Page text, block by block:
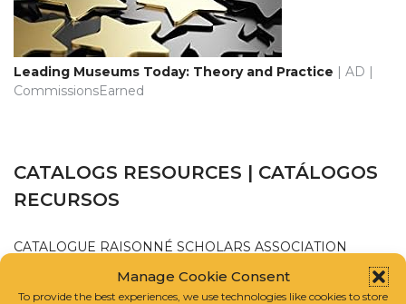
Manage Cookie Consent
To provide the best experiences, we use technologies like cookies to store
Leading Museums Today: Theory and Practice | AD |
CommissionsEarned
CATALOGS RESOURCES | CATÁLOGOS
RECURSOS
CATALOGUE RAISONNÉ SCHOLARS ASSOCIATION
INTERNATIONAL FOUNDATION FOR ART RESEARCH